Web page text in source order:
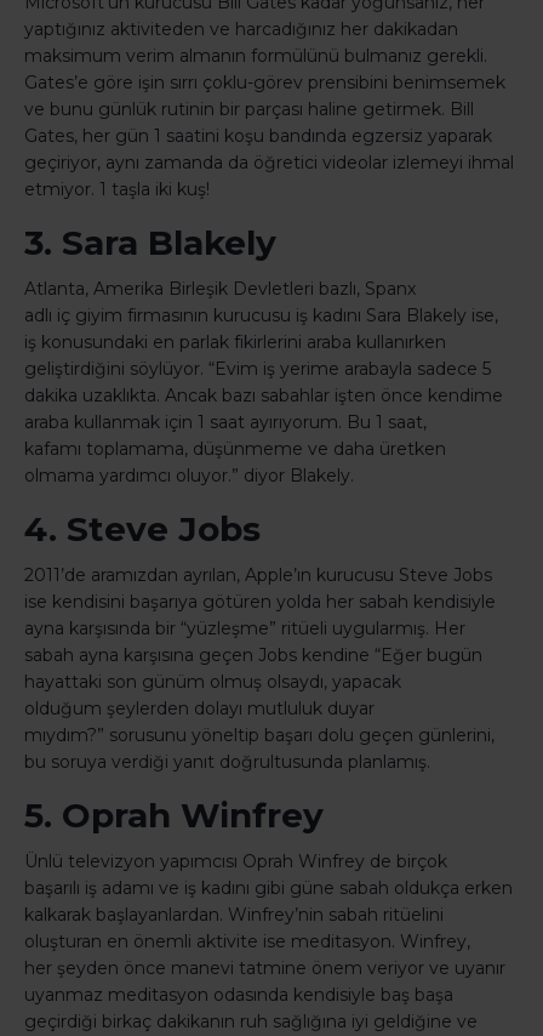
yaptığınız aktiviteden ve harcadığınız her dakikadan
maksimum verim almanın formülünü bulmanız gerekli.
Gates’e göre işin sırrı çoklu-görev prensibini benimsemek
ve bunu günlük rutinin bir parçası haline getirmek. Bill
Gates, her gün 1 saatini koşu bandında egzersiz yaparak
geçiriyor, aynı zamanda da öğretici videolar izlemeyi ihmal
etmiyor. 1 taşla iki kuş!
3. Sara Blakely
Atlanta, Amerika Birleşik Devletleri bazlı, Spanx
adlı iç giyim firmasının kurucusu iş kadını Sara Blakely ise,
iş konusundaki en parlak fikirlerini araba kullanırken
geliştirdiğini söylüyor. “Evim iş yerime arabayla sadece 5
dakika uzaklıkta. Ancak bazı sabahlar işten önce kendime
araba kullanmak için 1 saat ayırıyorum. Bu 1 saat,
kafamı toplamama, düşünmeme ve daha üretken
olmama yardımcı oluyor.” diyor Blakely.
4. Steve Jobs
2011’de aramızdan ayrılan, Apple’ın kurucusu Steve Jobs
ise kendisini başarıya götüren yolda her sabah kendisiyle
ayna karşısında bir “yüzleşme” ritüeli uygularmış. Her
sabah ayna karşısına geçen Jobs kendine “Eğer bugün
hayattaki son günüm olmuş olsaydı, yapacak
olduğum şeylerden dolayı mutluluk duyar
mıydım?” sorusunu yöneltip başarı dolu geçen günlerini,
bu soruya verdiği yanıt doğrultusunda planlamış.
5. Oprah Winfrey
Ünlü televizyon yapımcısı Oprah Winfrey de birçok
başarılı iş adamı ve iş kadını gibi güne sabah oldukça erken
kalkarak başlayanlardan. Winfrey’nin sabah ritüelini
oluşturan en önemli aktivite ise meditasyon. Winfrey,
her şeyden önce manevi tatmine önem veriyor ve uyanır
uyanmaz meditasyon odasında kendisiyle baş başa
geçirdiği birkaç dakikanın ruh sağlığına iyi geldiğine ve